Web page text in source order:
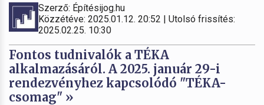
Szerző: Építésijog.hu
Közzétéve: 2025.01.12. 20:52 | Utolsó frissítés:
2025.02.25. 10:30
Fontos tudnivalók a TÉKA
alkalmazásáról. A 2025. január 29-i
rendezvényhez kapcsolódó "TÉKA-
csomag" »